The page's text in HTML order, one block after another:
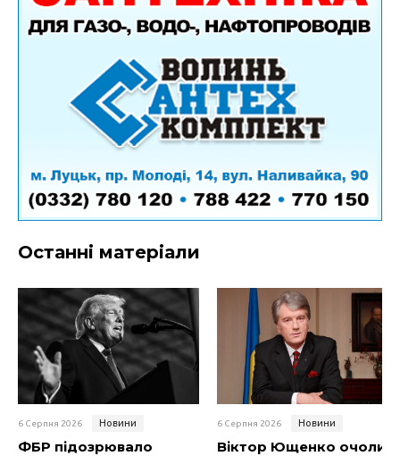
Останні матеріали
6 Серпня 2026 Новини
ФБР підозрювало
6 Серпня 2026 Новини
Віктор Ющенко очолив